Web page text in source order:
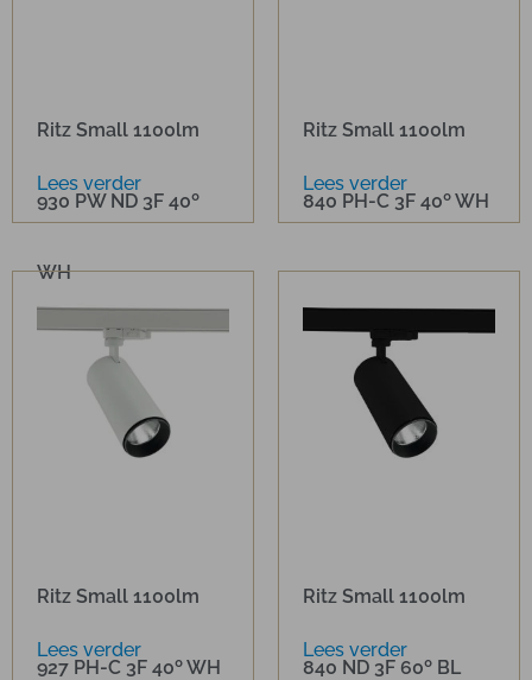
Ritz Small 1100lm
930 PW ND 3F 40º
WH
Lees verder
Ritz Small 1100lm
840 PH-C 3F 40º WH
Lees verder
Ritz Small 1100lm
927 PH-C 3F 40º WH
Lees verder
Ritz Small 1100lm
840 ND 3F 60º BL
Lees verder